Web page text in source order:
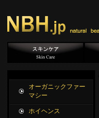
オーガニックファー
マシー
ホイヘンス